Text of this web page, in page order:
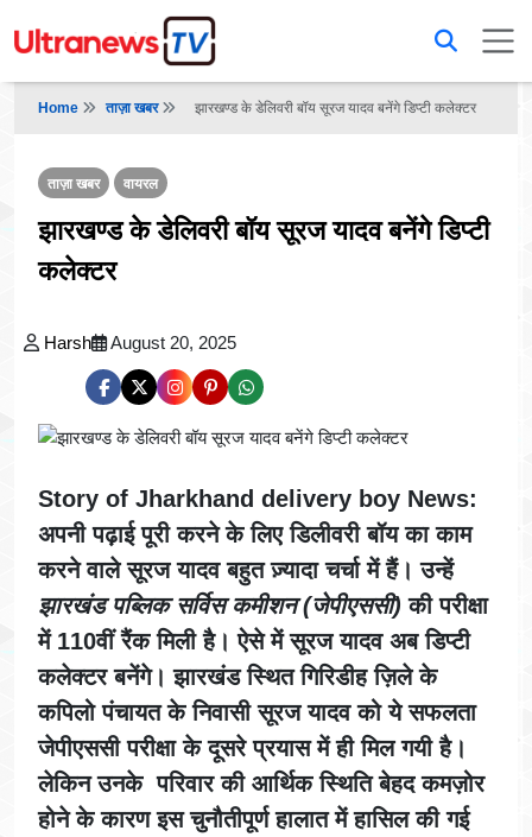
Home ताज़ा खबर झारखण्ड के डेलिवरी बॉय सूरज यादव बनेंगे डिप्टी कलेक्टर
ताज़ा खबर वायरल
झारखण्ड के डेलिवरी बॉय सूरज यादव बनेंगे डिप्टी
कलेक्टर
Harsh August 20, 2025
Story of Jharkhand delivery boy News:
अपनी पढ़ाई पूरी करने के लिए डिलीवरी बॉय का काम
करने वाले सूरज यादव बहुत ज़्यादा चर्चा में हैं।उन्हें
झारखंड पब्लिक सर्विस कमीशन (जेपीएससी) की परीक्षा
में 110वीं रैंक मिली है। ऐसे में सूरज यादव अब डिप्टी
कलेक्टर बनेंगे। झारखंड स्थित गिरिडीह ज़िले के
कपिलो पंचायत के निवासी सूरज यादव को ये सफलता
जेपीएससी परीक्षा के दूसरे प्रयास में ही मिल गयी है।
लेकिन उनके परिवार की आर्थिक स्थिति बेहद कमज़ोर
होने के कारण इस चुनौतीपूर्ण हालात में हासिल की गई